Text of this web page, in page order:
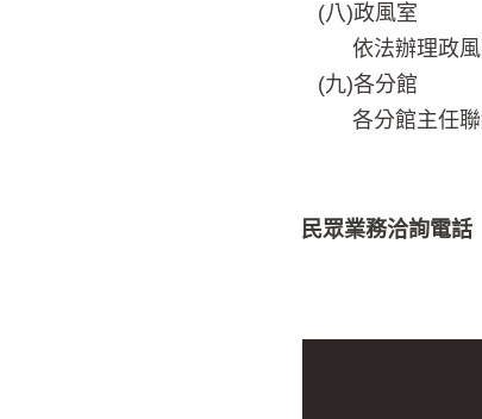
(八)政風室
依法辦理政風
(九)各分館
各分館主任
民眾業務洽詢電話